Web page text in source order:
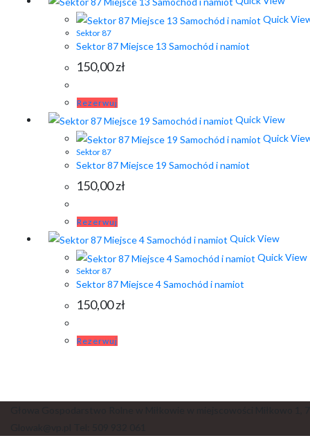
Quick
Sektor 87
Sektor 87 Miejsce 13 Samochód i namiot
150,00zł
Rezerwuj
Quick View
Quick
Sektor 87
Sektor 87 Miejsce 19 Samochód i namiot
150,00zł
Rezerwuj
Quick View
Quick View
Sektor 87
Sektor 87 Miejsce 4 Samochód i namiot
150,00zł
Rezerwuj